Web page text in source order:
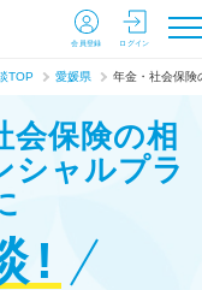
会員登録 ログイン
TOP 愛媛県 年金・社会保険
会保険の相
シャルプラ
!